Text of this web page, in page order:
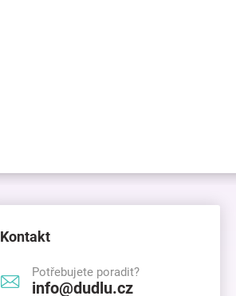
Kontakt
Potřebujete poradit?
info@dudlu.cz